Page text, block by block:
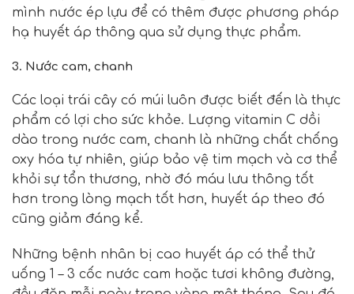
mình nước ép lựu để có thêm được phương pháp
hạ huyết áp thông qua sử dụng thực phẩm.
3. Nước cam, chanh
Các loại trái cây có múi luôn được biết đến là thực
phẩm có lợi cho sức khỏe. Lượng vitamin C dồi
dào trong nước cam, chanh là những chất chống
oxy hóa tự nhiên, giúp bảo vệ tim mạch và cơ thể
khỏi sự tổn thương, nhờ đó máu lưu thông tốt
hơn trong lòng mạch tốt hơn, huyết áp theo đó
cũng giảm đáng kể.
Những bệnh nhân bị cao huyết áp có thể thử
uống 1 – 3 cốc nước cam hoặc tươi không đường,